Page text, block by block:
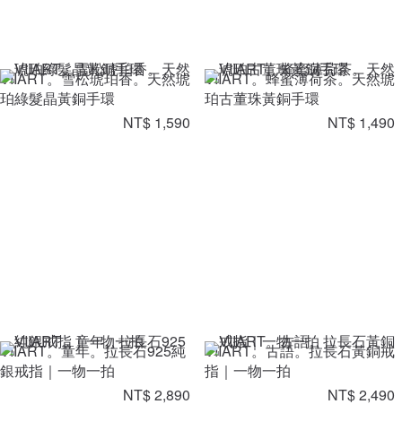
VIIART。雪松琥珀香。天然琥
珀綠髮晶黃銅手環
NT$ 1,590
VIIART。蜂蜜薄荷茶。天然琥
珀古董珠黃銅手環
NT$ 1,490
VIIART。童年。拉長石925純
銀戒指｜一物一拍
NT$ 2,890
VIIART。古語。拉長石黃銅戒
指｜一物一拍
NT$ 2,490